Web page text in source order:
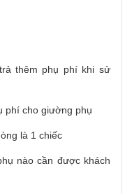
thêm phụ phí khi sử
phí cho giường phụ
là 1 chiếc
nào cần được khách